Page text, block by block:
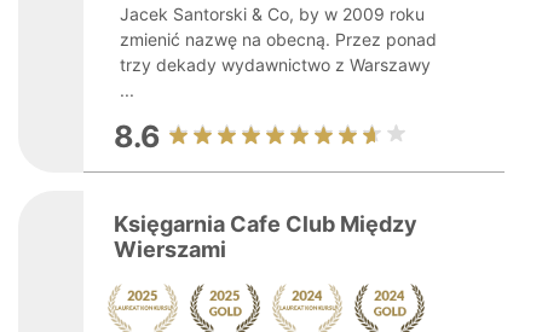
Jacek Santorski & Co, by w 2009 roku
zmienić nazwę na obecną. Przez ponad
trzy dekady wydawnictwo z Warszawy
...
8.6
Księgarnia Cafe Club Między
Wierszami